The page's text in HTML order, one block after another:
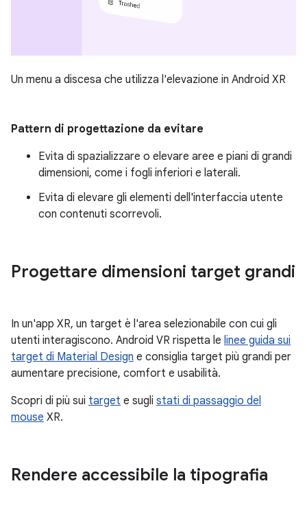
Un menu a discesa che utilizza l'elevazione in Android XR
Pattern di progettazione da evitare
Evita di spazializzare o elevare aree e piani di grandi
dimensioni, come i fogli inferiori e laterali.
Evita di elevare gli elementi dell'interfaccia utente
con contenuti scorrevoli.
Progettare dimensioni target grandi
In un'app XR, un target è l'area selezionabile con cui gli
utenti interagiscono. Android VR rispetta le linee guida sui
target di Material Design e consiglia target più grandi per
aumentare precisione, comfort e usabilità.
Scopri di più sui target e sugli stati di passaggio del
mouse XR.
Rendere accessibile la tipografia